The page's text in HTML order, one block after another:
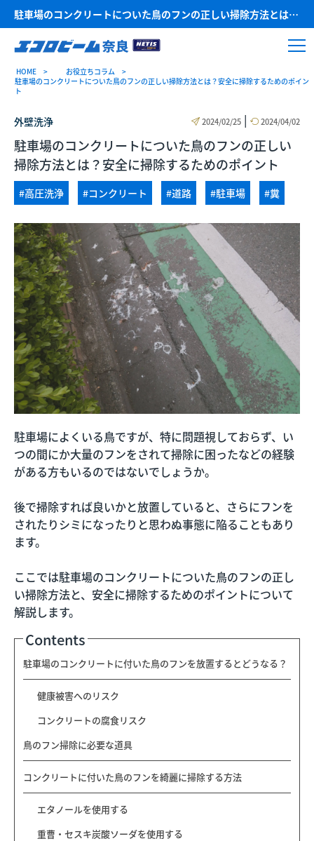
駐車場のコンクリートについた鳥のフンの正しい掃除方法とは？安全に掃除するためのポイント
HOME
お役立ちコラム
駐車場のコンクリートについた鳥のフンの正しい掃除方法とは？安全に掃除するためのポイン
ト
外壁洗浄 2024/02/25 | 2024/04/02
駐車場のコンクリートについた鳥のフンの正しい
掃除方法とは？安全に掃除するためのポイント
#高圧洗浄 #コンクリート #道路 #駐車場 #糞
駐車場によくいる鳥ですが、特に問題視しておらず、い
つの間にか大量のフンをされて掃除に困ったなどの経験
がある方もいるのではないでしょうか。
後で掃除すれば良いかと放置していると、さらにフンを
されたりシミになったりと思わぬ事態に陥ることもあり
ます。
ここでは駐車場のコンクリートについた鳥のフンの正し
い掃除方法と、安全に掃除するためのポイントについて
解説します。
Contents
駐車場のコンクリートに付いた鳥のフンを放置するとどうなる？
健康被害へのリスク
コンクリートの腐食リスク
鳥のフン掃除に必要な道具
コンクリートに付いた鳥のフンを綺麗に掃除する方法
エタノールを使用する
重曹・セスキ炭酸ソーダを使用する